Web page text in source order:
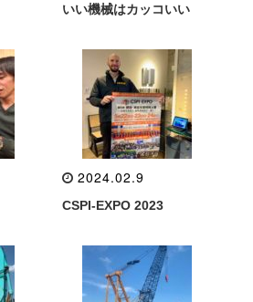
いい機械はカッコいい
2024.02.9
CSPI-EXPO 2023